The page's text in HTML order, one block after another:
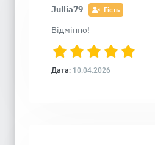
Jullia79 Гість
Відмінно!
Дата: 10.04.2026